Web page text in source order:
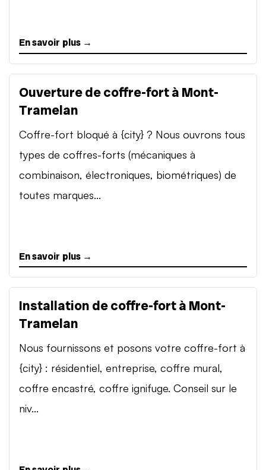
En savoir plus →
Ouverture de coffre-fort à Mont-
Tramelan
Coffre-fort bloqué à {city} ? Nous ouvrons tous
types de coffres-forts (mécaniques à
combinaison, électroniques, biométriques) de
toutes marques...
En savoir plus →
Installation de coffre-fort à Mont-
Tramelan
Nous fournissons et posons votre coffre-fort à
{city} : résidentiel, entreprise, coffre mural,
coffre encastré, coffre ignifuge. Conseil sur le
niv...